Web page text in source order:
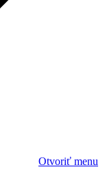
Otvoriť menu